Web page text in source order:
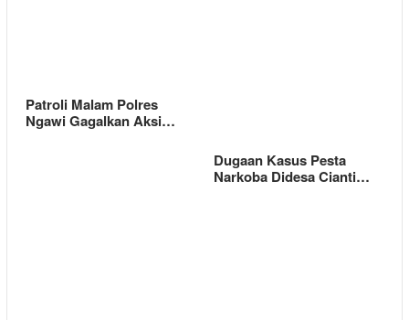
Patroli Malam Polres
Ngawi Gagalkan Aksi…
Dugaan Kasus Pesta
Narkoba Didesa Cianti…